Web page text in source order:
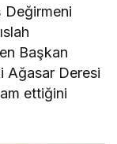
Başkan
Ağasar Deresi
ettiğini